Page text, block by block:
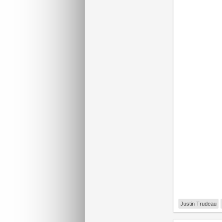
Justin Trudeau